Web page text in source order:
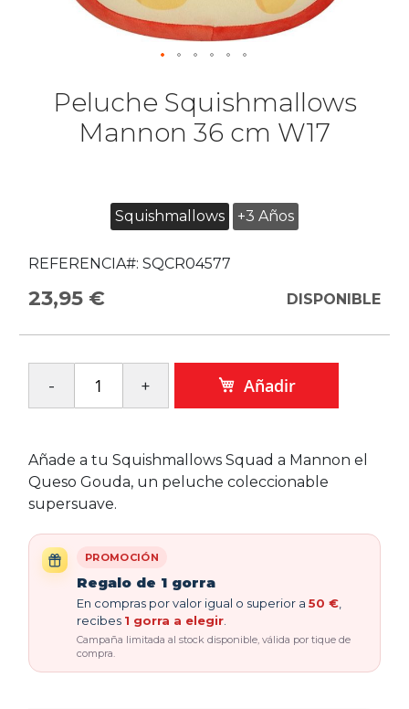
Peluche Squishmallows
Mannon 36 cm W17
Squishmallows +3 Años
REFERENCIA#: SQCR04577
23,95 € DISPONIBLE
Añadir
Añade a tu Squishmallows Squad a Mannon el
Queso Gouda, un peluche coleccionable
supersuave.
PROMOCIÓN
Regalo de 1 gorra
En compras por valor igual o superior a 50 €
recibes 1 gorra a elegir
Campaña limitada al stock disponible, válida por tique de
compra.